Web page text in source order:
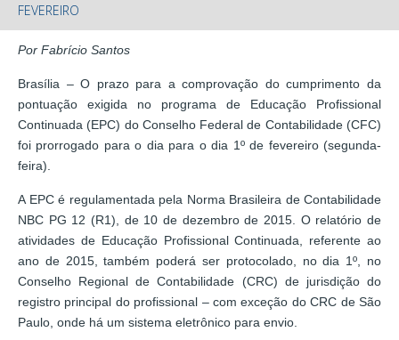
FEVEREIRO
Por Fabrício Santos
Brasília – O prazo para a comprovação do cumprimento da
pontuação exigida no programa de Educação Profissional
Continuada (EPC) do Conselho Federal de Contabilidade (CFC)
foi prorrogado para o dia para o dia 1º de fevereiro (segunda-
feira).
A EPC é regulamentada pela Norma Brasileira de Contabilidade
NBC PG 12 (R1), de 10 de dezembro de 2015. O relatório de
atividades de Educação Profissional Continuada, referente ao
ano de 2015, também poderá ser protocolado, no dia 1º, no
Conselho Regional de Contabilidade (CRC) de jurisdição do
registro principal do profissional – com exceção do CRC de São
Paulo, onde há um sistema eletrônico para envio.